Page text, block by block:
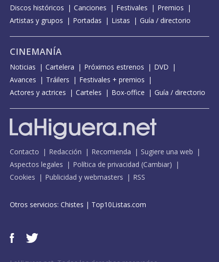
Discos históricos
Canciones Festivales
Premios
Artistas y grupos
Portadas Listas Guía / directorio
CINEMANÍA
Noticias Cartelera Próximos estrenos
DVD
Avances
Tráilers
Festivales + premios
Actores y actrices
Carteles Box-office Guía / directorio
Contacto Redacción Recomienda
Sugiere una web
Aspectos legales
Política de privacidad (Cambiar)
Cookies
Publicidad y webmasters RSS
Otros servicios: Chistes | Top10Listas.com